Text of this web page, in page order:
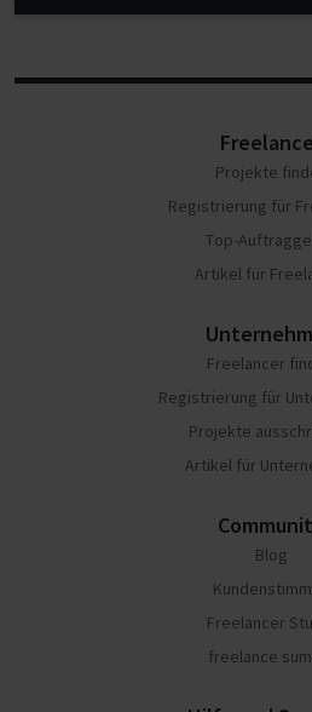
Projekte
Registrierung für
Top-
Artikel für
Freelancer
Registrierung für
Projekte
Artikel für
Blog
Freelancer
freelance